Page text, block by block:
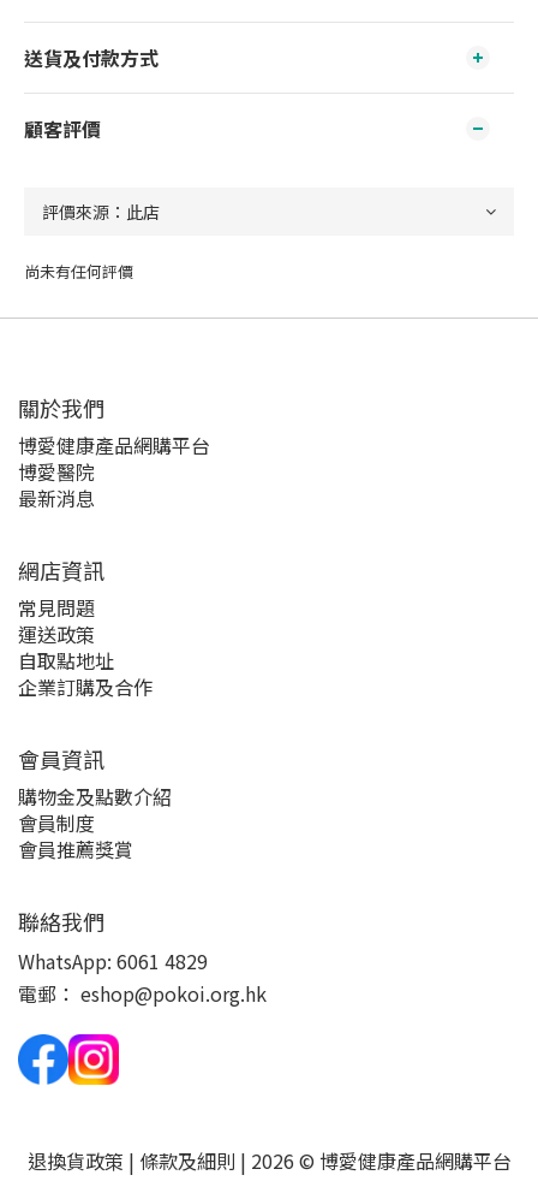
送貨及付款方式
顧客評價
尚未有任何評價
關於我們‎
博愛健康產品網購平台
博愛醫院
最新消息
網店資訊
常見問題
運送政策
自取點地址
企業訂購及合作
會員資訊
購物金及點數介紹
會員制度
會員推薦獎賞
聯絡我們
WhatsApp: 6061 4829
電郵： eshop@pokoi.org.hk
退換貨政策 | 條款及細則 | 2026 © 博愛健康產品網購平台